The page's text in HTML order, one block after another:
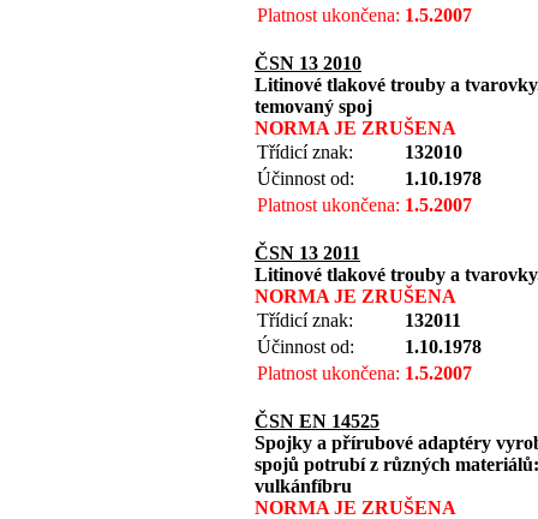
Platnost ukončena: 1.5.2007
ČSN 13 2010
Litinové tlakové trouby a
temovaný spoj
NORMA JE ZRUŠENA
Třídicí znak:
132010
Účinnost od:
1.10.1978
Platnost ukončena: 1.5.2007
ČSN 13 2011
Litinové tlakové trouby a
NORMA JE ZRUŠENA
Třídicí znak:
132011
Účinnost od:
1.10.1978
Platnost ukončena: 1.5.2007
ČSN EN 14525
Spojky a přírubové adaptéry
spojů potrubí z různých
vulkánfíbru
NORMA JE ZRUŠENA